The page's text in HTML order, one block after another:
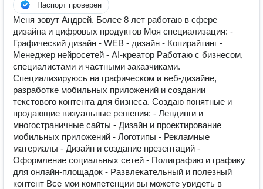
Паспорт проверен
Меня зовут Андрей. Более 8 лет работаю в сфере
дизайна и цифровых продуктов Моя специализация: -
Графический дизайн - WEB - дизайн - Копирайтинг -
Менеджер нейросетей - AI-креатор Работаю с бизнесом,
специалистами и частными заказчиками.
Специализируюсь на графическом и веб-дизайне,
разработке мобильных приложений и создании
текстового контента для бизнеса. Создаю понятные и
продающие визуальные решения: - Лендинги и
многостраничные сайты - Дизайн и проектирование
мобильных приложений - Логотипы - Рекламные
материалы - Дизайн и создание презентаций -
Оформление социальных сетей - Полиграфию и графику
для онлайн-площадок - Развлекательный и полезный
контент Все мои компетенции вы можете увидеть в